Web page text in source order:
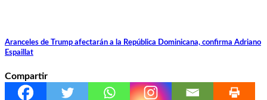
Aranceles de Trump afectarán a la República Dominicana, confirma Adriano
Espaillat
Compartir